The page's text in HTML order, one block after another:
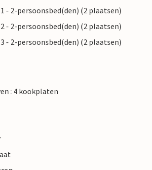
- 2-persoonsbed(den) (2 plaatsen)
- 2-persoonsbed(den) (2 plaatsen)
- 2-persoonsbed(den) (2 plaatsen)
: 4 kookplaten